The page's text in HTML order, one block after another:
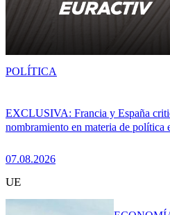
EXCLUSIVA: Francia y España
nombramiento en materia de política
07.08.2026
POLÍTICA
UE